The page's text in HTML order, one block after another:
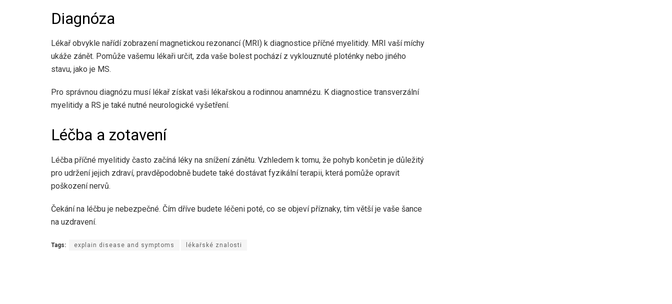
Diagnóza
Lékař obvykle nařídí zobrazení magnetickou rezonancí (MRI) k diagnostice příčné myelitidy. MRI vaší míchy
ukáže zánět. Pomůže vašemu lékaři určit, zda vaše bolest pochází z vyklouznuté ploténky nebo jiného
stavu, jako je MS.
Pro správnou diagnózu musí lékař získat vaši lékařskou a rodinnou anamnézu. K diagnostice transverzální
myelitidy a RS je také nutné neurologické vyšetření.
Léčba a zotavení
Léčba příčné myelitidy často začíná léky na snížení zánětu. Vzhledem k tomu, že pohyb končetin je důležitý
pro udržení jejich zdraví, pravděpodobně budete také dostávat fyzikální terapii, která pomůže opravit
poškození nervů.
Čekání na léčbu je nebezpečné. Čím dříve budete léčeni poté, co se objeví příznaky, tím větší je vaše šance
na uzdravení.
Tags: explain disease and symptoms lékařské znalosti